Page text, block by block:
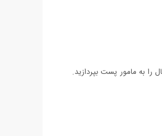
به مامور پست بپردازید.